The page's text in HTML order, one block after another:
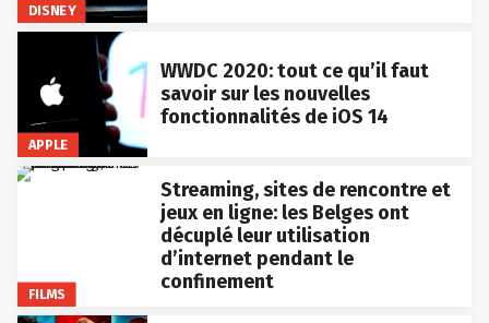
DISNEY
APPLE
WWDC 2020: tout ce qu’il faut
savoir sur les nouvelles
fonctionnalités de iOS 14
FILMS
Streaming, sites de rencontre et
jeux en ligne: les Belges ont
décuplé leur utilisation
d’internet pendant le
confinement